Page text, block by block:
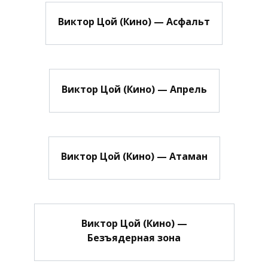
Виктор Цой (Кино) — Асфальт
Виктор Цой (Кино) — Апрель
Виктор Цой (Кино) — Атаман
Виктор Цой (Кино) —
Безъядерная зона